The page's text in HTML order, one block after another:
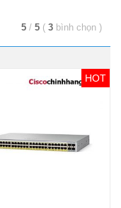
5 / 5 ( 3 bình chọn )